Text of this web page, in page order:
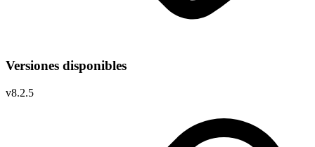
Versiones disponibles
v8.2.5